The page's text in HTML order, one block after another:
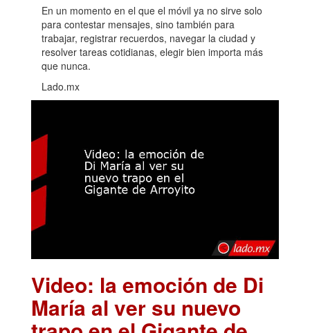
En un momento en el que el móvil ya no sirve solo
para contestar mensajes, sino también para
trabajar, registrar recuerdos, navegar la ciudad y
resolver tareas cotidianas, elegir bien importa más
que nunca.
Lado.mx
Video: la emoción de Di
María al ver su nuevo